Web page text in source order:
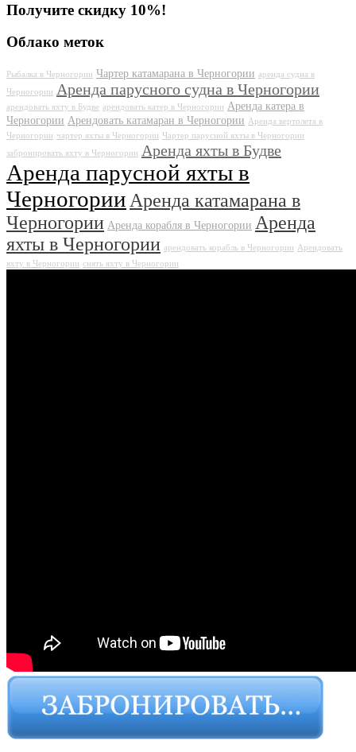
Получите скидку 10%!
Облако меток
Рыбалка в Черногории Чартер катамарана в Черногории аренда судна в
Черногории
Аренда парусного судна в Черногории
арендовать яхту в Будве арендовать катер в Черногории Аренда катера в
Черногории Арендовать катамаран в Черногории Аренда вертолета в
Черногории чартер яхты в Черногории Чартер парусной яхты в Черногории
забронировать яхту в Черногории
Аренда яхты в Будве
Аренда парусной яхты в
Черногории Аренда катамарана в
Черногории Аренда корабля в Черногории Аренда
яхты в Черногории арендовать корабль в Черногории Арендовать
яхту в Черногории снять яхту в Черногории